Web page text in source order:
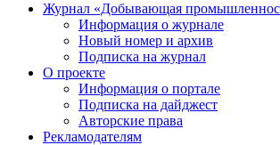
Журнал «Добывающая
Информация о журнале
Новый номер и архив
Подписка на журнал
О проекте
Информация о портале
Подписка на дайджест
Авторские права
Рекламодателям